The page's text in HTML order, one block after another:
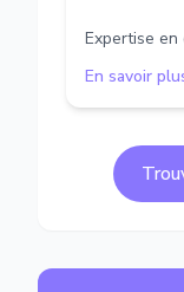
Expertise en
En savoir